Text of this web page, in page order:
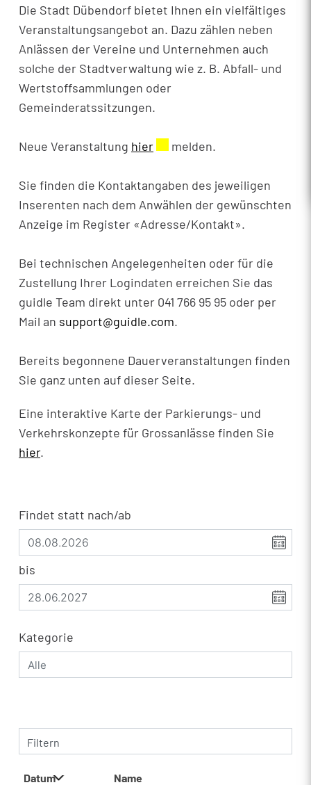
Die Stadt Dübendorf bietet Ihnen ein vielfältiges
Veranstaltungsangebot an. Dazu zählen neben
Anlässen der Vereine und Unternehmen auch
solche der Stadtverwaltung wie z. B. Abfall- und
Wertstoffsammlungen oder
Gemeinderatssitzungen.
Neue Veranstaltung hier Externer Link wird in
melden.
Sie finden die Kontaktangaben des jeweiligen
Inserenten nach dem Anwählen der gewünschten
Anzeige im Register «Adresse/Kontakt».
Bei technischen Angelegenheiten oder für die
Zustellung Ihrer Logindaten erreichen Sie das
guidle Team direkt unter 041 766 95 95 oder per
Mail an support@guidle.com.
Bereits begonnene Dauerveranstaltungen finden
Sie ganz unten auf dieser Seite.
Eine interaktive Karte der Parkierungs- und
Verkehrskonzepte für Grossanlässe finden Sie
hier.
Findet statt nach/ab
bis
Kategorie
Filtern
Datum Name